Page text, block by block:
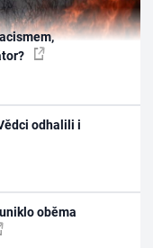
odhalili i
oběma